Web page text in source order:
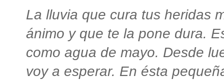
La lluvia que cura tus heridas
ánimo y que te la pone dura.
como agua de mayo. Desde
voy a esperar. En ésta